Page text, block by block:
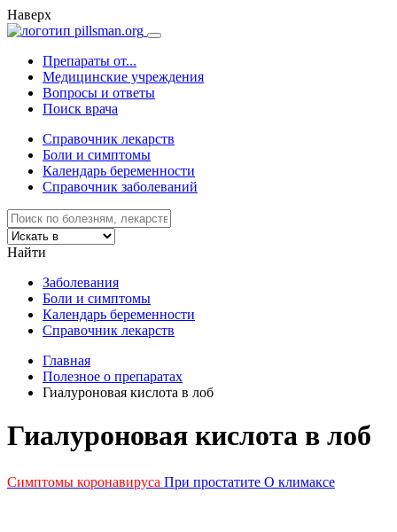
Наверх
Препараты от...
Медицинские учреждения
Вопросы и ответы
Поиск врача
Справочник лекарств
Боли и симптомы
Календарь беременности
Справочник заболеваний
Найти
Заболевания
Боли и симптомы
Календарь беременности
Справочник лекарств
Главная
Полезное о препаратах
Гиалуроновая кислота в лоб
Гиалуроновая кислота в лоб
Симптомы коронавируса При простатите О климаксе